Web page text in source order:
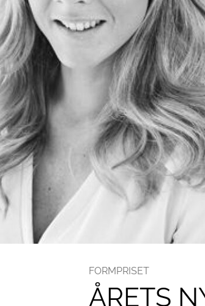
FORMPRISET
ÅRETS